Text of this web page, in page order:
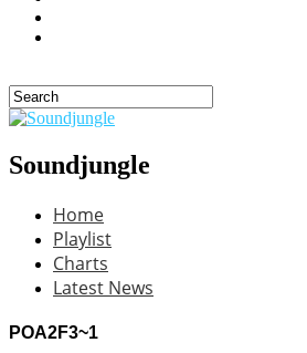
Soundjungle
Home
Playlist
Charts
Latest News
POA2F3~1